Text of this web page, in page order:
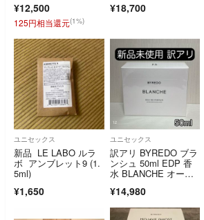
¥12,500
125円相当還元(1%)
¥18,700
ユニセックス
新品 LE LABO ルラ
ボ アンブレット9 (1.
5ml)
¥1,650
ユニセックス
訳アリ BYREDO ブラ
ンシュ 50ml EDP 香
水 BLANCHE オード
記 バイレード
¥14,980